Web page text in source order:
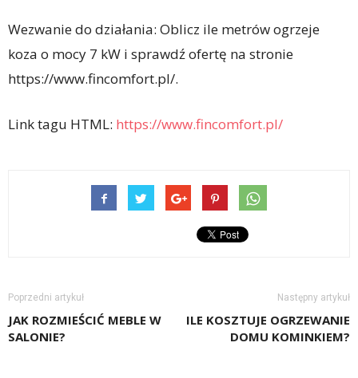
Wezwanie do działania: Oblicz ile metrów ogrzeje
koza o mocy 7 kW i sprawdź ofertę na stronie
https://www.fincomfort.pl/.
Link tagu HTML: https://www.fincomfort.pl/
Poprzedni artykuł
JAK ROZMIEŚCIĆ MEBLE W
SALONIE?
Następny artykuł
ILE KOSZTUJE OGRZEWANIE
DOMU KOMINKIEM?